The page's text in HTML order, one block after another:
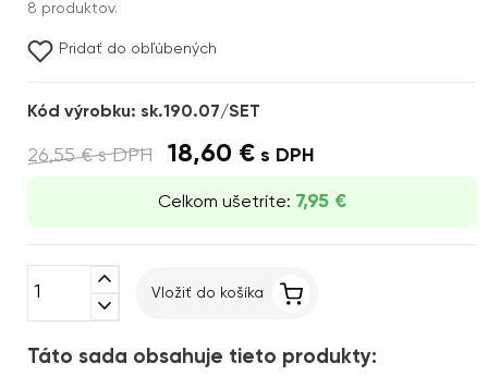
8 produktov.
Pridať do obľúbených
Kód výrobku: sk.190.07/SET
26,55 €s DPH 18,60 € s DPH
Celkom ušetríte: 7,95 €
expand_less
expand_more
Vložiť do košíka
Táto sada obsahuje tieto produkty: